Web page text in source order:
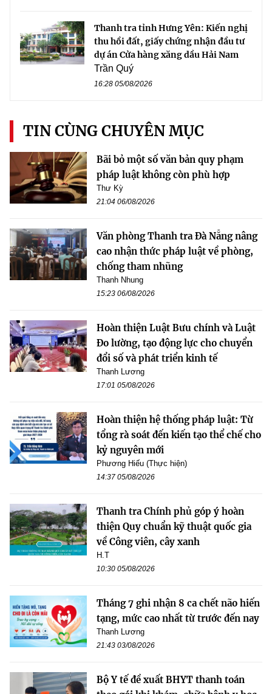
Thanh tra tỉnh Hưng Yên: Kiến nghị
thu hồi đất, giấy chứng nhận đầu tư
dự án Cửa hàng xăng dầu Hải Nam
Trần Quý
16:28 05/08/2026
TIN CÙNG CHUYÊN MỤC
Bãi bỏ một số văn bản quy phạm
pháp luật không còn phù hợp
Thư Kỳ
21:04 06/08/2026
Văn phòng Thanh tra Đà Nẵng nâng
cao nhận thức pháp luật về phòng,
chống tham nhũng
Thanh Nhung
15:23 06/08/2026
Hoàn thiện Luật Bưu chính và Luật
Đo lường, tạo động lực cho chuyển
đổi số và phát triển kinh tế
Thanh Lương
17:01 05/08/2026
Hoàn thiện hệ thống pháp luật: Từ
tổng rà soát đến kiến tạo thể chế cho
kỷ nguyên mới
Phương Hiếu (Thực hiện)
14:37 05/08/2026
Thanh tra Chính phủ góp ý hoàn
thiện Quy chuẩn kỹ thuật quốc gia
về Công viên, cây xanh
H.T
10:30 05/08/2026
Tháng 7 ghi nhận 8 ca chết não hiến
tạng, mức cao nhất từ trước đến nay
Thanh Lương
21:43 03/08/2026
Bộ Y tế đề xuất BHYT thanh toán